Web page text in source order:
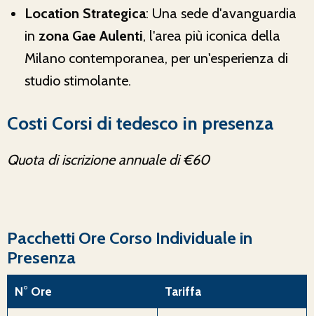
Location Strategica: Una sede d'avanguardia
in zona Gae Aulenti, l'area più iconica della
Milano contemporanea, per un'esperienza di
studio stimolante.
Costi Corsi di tedesco in presenza
Quota di iscrizione annuale di €60
Pacchetti Ore Corso Individuale in
Presenza
N° Ore Tariffa